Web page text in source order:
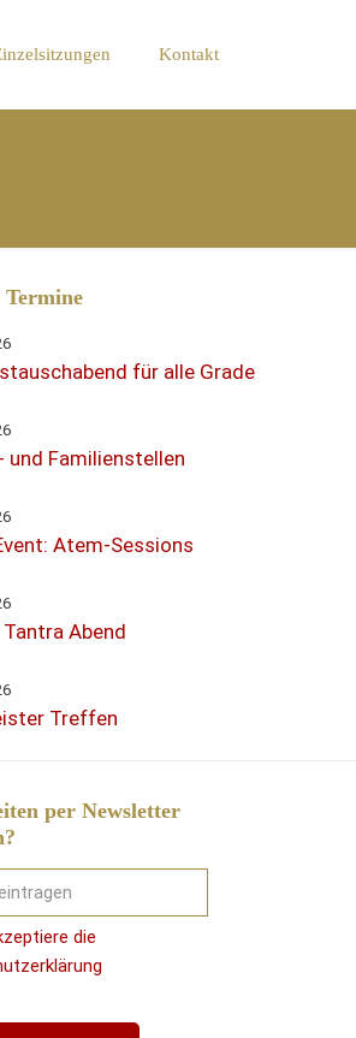
Kontakt
Termine
für alle Grade
und Familienstellen
Atem-Sessions
Abend
Treffen
per Newsletter
die